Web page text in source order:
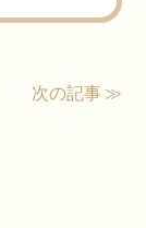
次の記事 ≫